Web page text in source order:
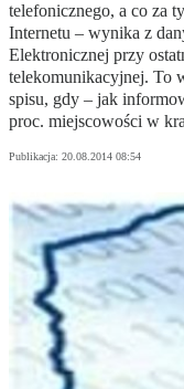
telefonicznego, a co za
Internetu – wynika z
Elektronicznej przy
telekomunikacyjnej. To
spisu, gdy – jak
proc. miejscowości w
Publikacja: 20.08.2014 08:54